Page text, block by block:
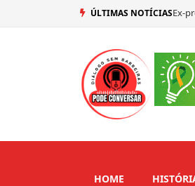
ÚLTIMAS NOTÍCIAS
HOME